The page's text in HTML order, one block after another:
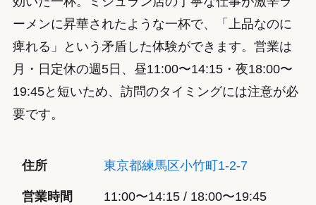
ーメンに昇華されたような一杯で、「上品なのに
痺れる」という矛盾した体験ができます。営業は
月・日定休の週5日、昼11:00〜14:15・夜18:00〜
19:45と短いため、訪問のタイミングには注意が必
要です。
住所 東京都練馬区小竹町1-2-7
営業時間 11:00〜14:15 / 18:00〜19:45